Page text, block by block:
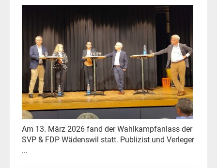
Am 13. März 2026 fand der Wahlkampfanlass der
SVP & FDP Wädenswil statt. Publizist und Verleger
...